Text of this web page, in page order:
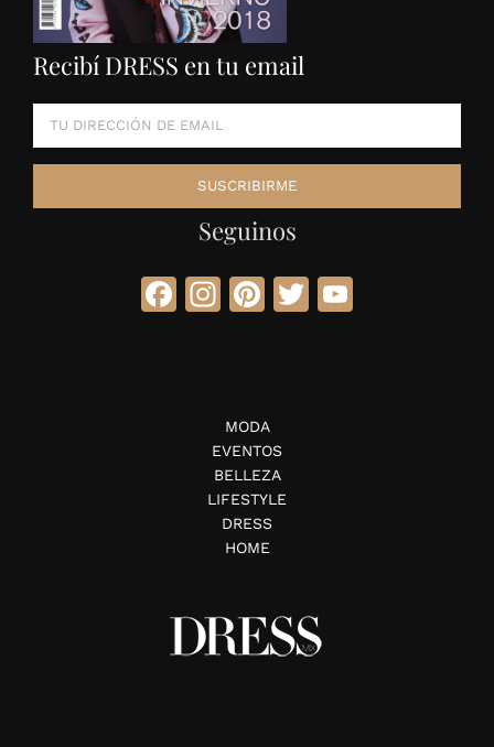
Recibí DRESS en tu email
Seguinos
Facebook
Instagram
Pinterest
Twitter
MODA
EVENTOS
BELLEZA
LIFESTYLE
DRESS
HOME